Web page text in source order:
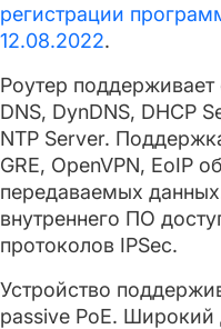
регистрации
12.08.2022.
Роутер
DNS, DynDNS, DHCP
NTP Server.
GRE, OpenVPN, EoIP
передаваемых
внутреннего ПО
протоколов IPSec.
Устройство
passive PoE. Широкий